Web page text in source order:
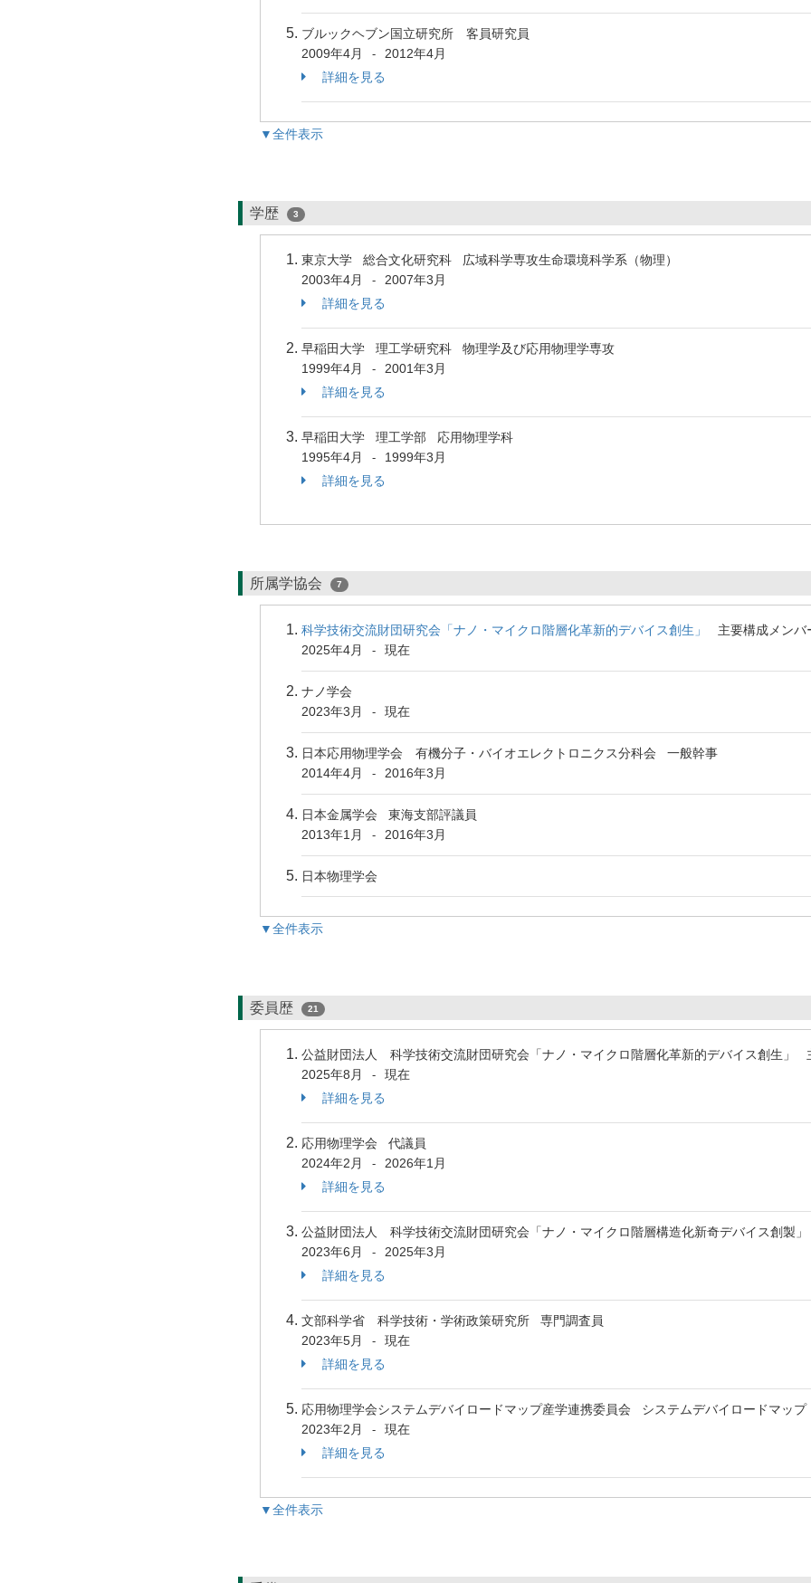
ブルックヘブン国立研究所 客員研究員
2009年4月
-
2012年4月
詳細を見る
▼全件表示
学歴 3
東京大学 総合文化研究科 広域科学専攻生命環境科学系（物理）
2003年4月
-
2007年3月
詳細を見る
早稲田大学 理工学研究科 物理学及び応用物理学専攻
1999年4月
-
2001年3月
詳細を見る
早稲田大学 理工学部 応用物理学科
1995年4月
-
1999年3月
詳細を見る
所属学協会 7
科学技術交流財団研究会「ナノ・マイクロ階層化革新的デバイス創生」
主要構成メンバ
2025年4月
- 現在
ナノ学会
2023年3月
- 現在
日本応用物理学会 有機分子・バイオエレクトロニクス分科会 一般幹事
2014年4月
- 2016年3月
日本金属学会 東海支部評議員
2013年1月
- 2016年3月
日本物理学会
▼全件表示
委員歴 21
公益財団法人 科学技術交流財団研究会「ナノ・マイクロ階層化革新的デバイス創生」
2025年8月
-
現在
詳細を見る
応用物理学会 代議員
2024年2月
-
2026年1月
詳細を見る
公益財団法人 科学技術交流財団研究会「ナノ・マイクロ階層構造化新奇デバイス創製
2023年6月
-
2025年3月
詳細を見る
文部科学省 科学技術・学術政策研究所 専門調査員
2023年5月
-
現在
詳細を見る
応用物理学会システムデバイロードマップ産学連携委員会 システムデバイロードマップ
2023年2月
-
現在
詳細を見る
▼全件表示